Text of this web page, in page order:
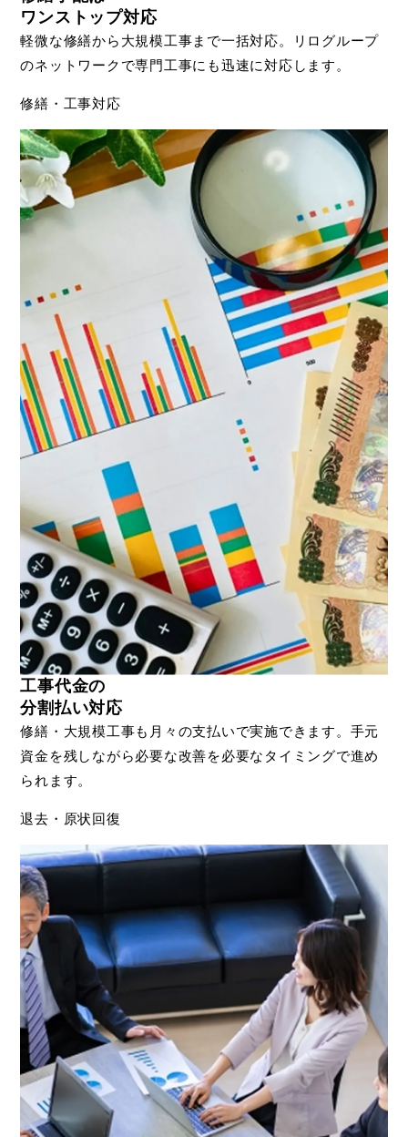
ワンストップ対応
軽微な修繕から大規模工事まで一括対応。リログループ
のネットワークで専門工事にも迅速に対応します。
修繕・工事対応
工事代金の
分割払い対応
修繕・大規模工事も月々の支払いで実施できます。手元
資金を残しながら必要な改善を必要なタイミングで進め
られます。
退去・原状回復